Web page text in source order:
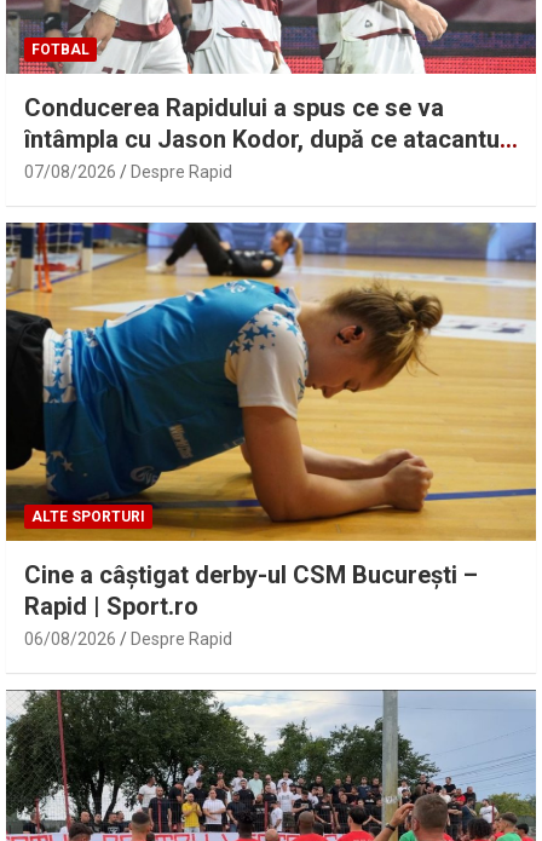
FOTBAL
Conducerea Rapidului a spus ce se va
întâmpla cu Jason Kodor, după ce atacantul
Filip Stojilkovic a semnat
07/08/2026 Despre Rapid
ALTE SPORTURI
Cine a câștigat derby-ul CSM București –
Rapid | Sport.ro
06/08/2026 Despre Rapid